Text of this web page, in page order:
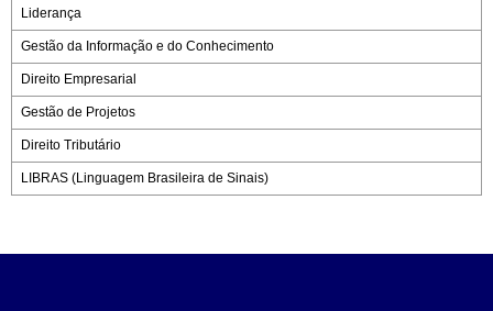
Liderança
Gestão da Informação e do Conhecimento
Direito Empresarial
Gestão de Projetos
Direito Tributário
LIBRAS (Linguagem Brasileira de Sinais)